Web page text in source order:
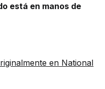
está en manos de
en National